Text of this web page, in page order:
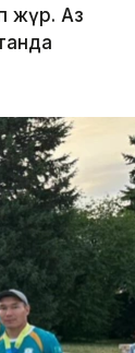
жүр. Аз